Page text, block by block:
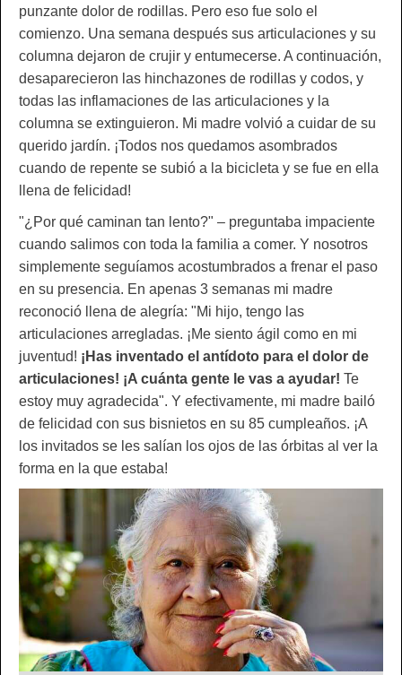
punzante dolor de rodillas. Pero eso fue solo el
comienzo. Una semana después sus articulaciones y su
columna dejaron de crujir y entumecerse. A continuación,
desaparecieron las hinchazones de rodillas y codos, y
todas las inflamaciones de las articulaciones y la
columna se extinguieron. Mi madre volvió a cuidar de su
querido jardín. ¡Todos nos quedamos asombrados
cuando de repente se subió a la bicicleta y se fue en ella
llena de felicidad!
"¿Por qué caminan tan lento?" – preguntaba impaciente
cuando salimos con toda la familia a comer. Y nosotros
simplemente seguíamos acostumbrados a frenar el paso
en su presencia. En apenas 3 semanas mi madre
reconoció llena de alegría: "Mi hijo, tengo las
articulaciones arregladas. ¡Me siento ágil como en mi
juventud! ¡Has inventado el antídoto para el dolor de
articulaciones! ¡A cuánta gente le vas a ayudar! Te
estoy muy agradecida". Y efectivamente, mi madre bailó
de felicidad con sus bisnietos en su 85 cumpleaños. ¡A
los invitados se les salían los ojos de las órbitas al ver la
forma en la que estaba!